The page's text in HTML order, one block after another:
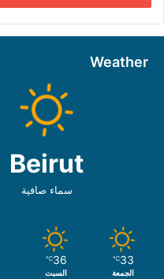
Weather
Beirut
سماء صافية
33
℃
الجمعة
36
℃
السبت